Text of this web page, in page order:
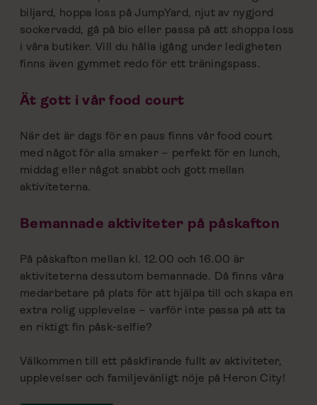
biljard, hoppa loss på JumpYard, njut av nygjord
sockervadd, gå på bio eller passa på att shoppa loss
i våra butiker. Vill du hålla igång under ledigheten
finns även gymmet redo för ett träningspass.
Ät gott i vår food court
När det är dags för en paus finns vår food court
med något för alla smaker – perfekt för en lunch,
middag eller något snabbt och gott mellan
aktiviteterna.
Bemannade aktiviteter på påskafton
På påskafton mellan kl. 12.00 och 16.00 är
aktiviteterna dessutom bemannade. Då finns våra
medarbetare på plats för att hjälpa till och skapa en
extra rolig upplevelse – varför inte passa på att ta
en riktigt fin påsk-selfie?
Välkommen till ett påskfirande fullt av aktiviteter,
upplevelser och familjevänligt nöje på Heron City!